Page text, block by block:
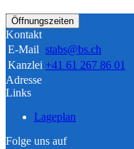
Öffnungszeiten
Kontakt
E-Mail stabs@bs.ch
Kanzlei +41 61 267 86 01
Adresse
Links
Lageplan
Folge uns auf